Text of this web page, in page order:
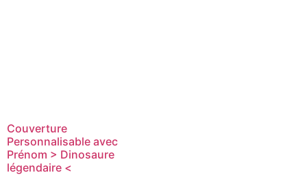
Couverture
Personnalisable avec
Prénom > Dinosaure
légendaire <